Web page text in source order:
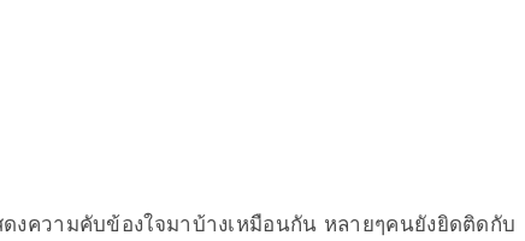
งความคับข้องใจมาบ้างเหมือนกัน หลายๆคนยังยิดติดกับ